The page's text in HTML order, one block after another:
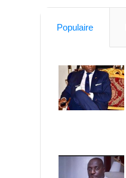
Populaire